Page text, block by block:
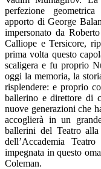
perfezione
apporto di George
impersonato da
Calliope e Tersicore,
prima volta questo
scaligera e fu proprio
oggi la memoria, la
risplendere: e proprio
ballerino e direttore di
nuove generazioni che
accoglierà in un
ballerini del Teatro
dell’Accademia
impegnata in questo
Coleman.